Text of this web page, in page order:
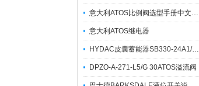
意大利ATOS比例阀选型手册中文说明
意大利ATOS继电器
HYDAC皮囊蓄能器SB330-24A1/112U-330A折扣
DPZO-A-271-L5/G 30ATOS溢流阀